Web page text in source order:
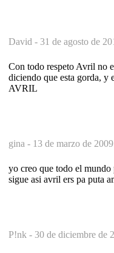
David - 31 de agosto de
Con todo respeto Avril no
diciendo que esta gorda,
AVRIL
gina - 13 de marzo de
yo creo que todo el
sigue asi avril ers pa puta
P!nk - 30 de diciembre de